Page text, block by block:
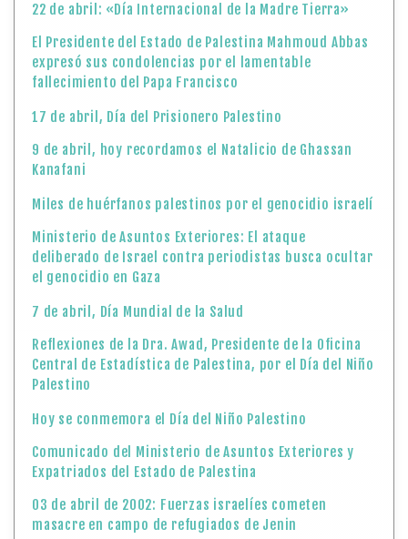
22 de abril: «Día Internacional de la Madre Tierra»
El Presidente del Estado de Palestina Mahmoud Abbas
expresó sus condolencias por el lamentable
fallecimiento del Papa Francisco
17 de abril, Día del Prisionero Palestino
9 de abril, hoy recordamos el Natalicio de Ghassan
Kanafani
Miles de huérfanos palestinos por el genocidio israelí
Ministerio de Asuntos Exteriores: El ataque
deliberado de Israel contra periodistas busca ocultar
el genocidio en Gaza
7 de abril, Día Mundial de la Salud
Reflexiones de la Dra. Awad, Presidente de la Oficina
Central de Estadística de Palestina, por el Día del Niño
Palestino
Hoy se conmemora el Día del Niño Palestino
Comunicado del Ministerio de Asuntos Exteriores y
Expatriados del Estado de Palestina
03 de abril de 2002: Fuerzas israelíes cometen
masacre en campo de refugiados de Jenin